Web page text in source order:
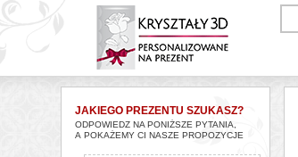
JAKIEGO PREZENTU SZUKASZ?
ODPOWIEDZ NA PONIŻSZE PYTANIA,
A POKAŻEMY CI NASZE PROPOZYCJE